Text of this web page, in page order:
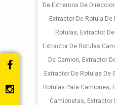
De Extremos De Direccion
Extractor De Rotula De
Rotulas, Extractor
Extractor De Rotulas
De Camion, Extractor
Extractor De Rotulas De
Rotulas Para Camiones,
Camionetas, Extractor